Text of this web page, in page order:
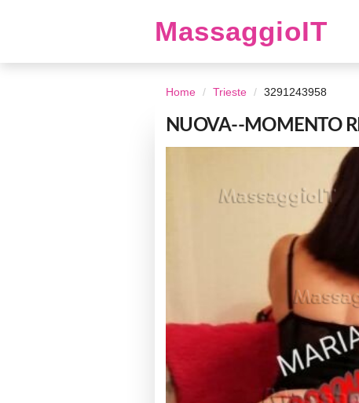
MassaggioIT
Home Trieste 3291243958
NUOVA--MOMENTO